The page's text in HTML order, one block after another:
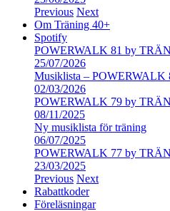
Previous Next
Om Träning 40+
Spotify
POWERWALK 81 by
25/07/2026
Musiklista –
02/03/2026
POWERWALK 79 by
08/11/2025
Ny musiklista för träning
06/07/2025
POWERWALK 77 by
23/03/2025
Previous Next
Rabattkoder
Föreläsningar